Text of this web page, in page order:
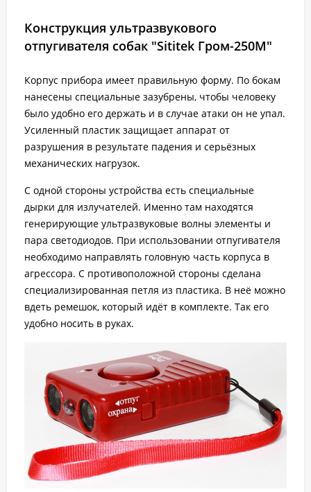
Конструкция ультразвукового
отпугивателя собак "Sititek Гром-250М"
Корпус прибора имеет правильную форму. По бокам
нанесены специальные зазубрены, чтобы человеку
было удобно его держать и в случае атаки он не упал.
Усиленный пластик защищает аппарат от
разрушения в результате падения и серьёзных
механических нагрузок.
С одной стороны устройства есть специальные
дырки для излучателей. Именно там находятся
генерирующие ультразвуковые волны элементы и
пара светодиодов. При использовании отпугивателя
необходимо направлять головную часть корпуса в
агрессора. С противоположной стороны сделана
специализированная петля из пластика. В неё можно
вдеть ремешок, который идёт в комплекте. Так его
удобно носить в руках.